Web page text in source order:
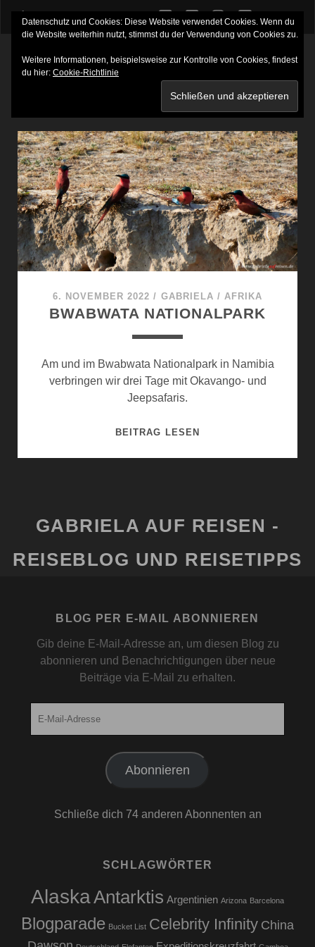
twitterfacebookinstagram
youtube
BWABWATA NATIONALPARK
6. NOVEMBER 2022 / GABRIELA / AFRIKA
BWABWATA NATIONALPARK
Am und im Bwabwata Nationalpark in Namibia
verbringen wir drei Tage mit Okavango- und
Jeepsafaris.
BEITRAG LESENBWABWATA
GABRIELA AUF REISEN -
REISEBLOG UND REISETIPPS
BLOG PER E-MAIL ABONNIEREN
Gib deine E-Mail-Adresse an, um diesen Blog zu
abonnieren und Benachrichtigungen über neue
Beiträge via E-Mail zu erhalten.
Abonnieren
Schließe dich 74 anderen Abonnenten an
SCHLAGWÖRTER
AlaskaAntarktis Argentinien Arizona Barcelona
Blogparade Bucket List Celebrity Infinity China
Datenschutz und Cookies: Diese Website verwendet Cookies. Wenn du
die Website weiterhin nutzt, stimmst du der Verwendung von Cookies zu.
Weitere Informationen, beispielsweise zur Kontrolle von Cookies, findest
du hier: Cookie-Richtlinie